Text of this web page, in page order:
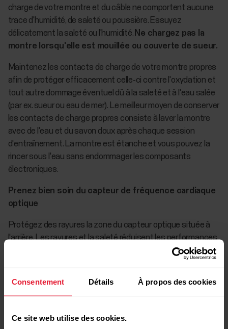
Consentement Détails À propos des cookies
Ce site web utilise des cookies.
charge de votre montre et du câble ne comportent aucune
trace d'humidité, de saleté ou poussière. Essuyez
délicatement la saleté ou l'humidité. Ne chargez pas la
montre lorsqu'elle est mouillée ou couverte de sueur.
Maintenez les contacts de charge de votre montre propres
afin de protéger efficacement celle-ci contre l'oxydation et
tout autre dommage éventuel dû à la saleté et à l'eau salée
(par ex. sueur ou eau de mer). Le meilleur moyen de conserver
les contacts de charge propres consiste à laver la montre
avec de l'eau et du savon doux après chaque session
d'entraînement. La montre est étanche et vous pouvez la
rincer sous l'eau sans endommager les composants
électroniques.
Prenez bien soin du capteur de fréquence cardiaque
optique
Protégez des rayures la zone du capteur optique située à
l'arrière. Les rayures et la saleté réduisent les performances
de la mesure de la fréquence cardiaque au poignet.
la crème solaire ou de l'anti-moustique sur la zone où vous
portez votre montre. Si la montre entre en contact avec ces
mélange d'eau et de savon doux, puis rincez-la bien sous